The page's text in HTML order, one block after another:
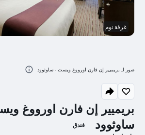
بريميير إن فارن اورووغ
ساوثوود
فندق
غرفة نوم
صور لـ بريميير إن فارن اورووغ ويست - ساوثوود